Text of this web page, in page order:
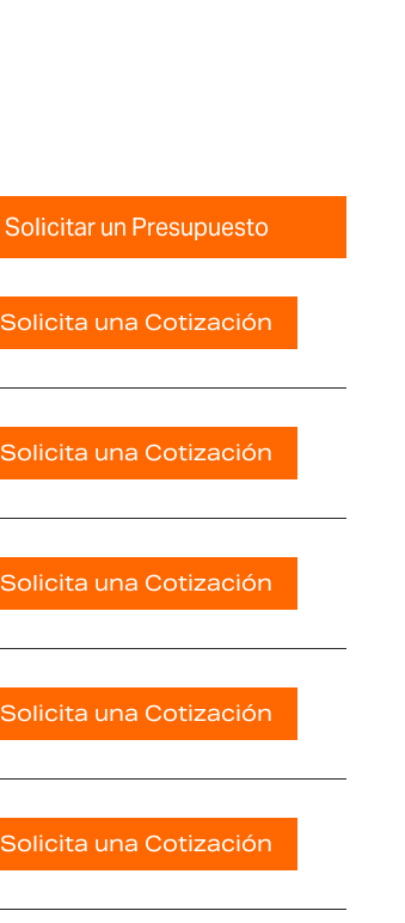
Solicitar un Presupuesto
Solicita una Cotización
Solicita una Cotización
Solicita una Cotización
Solicita una Cotización
Solicita una Cotización